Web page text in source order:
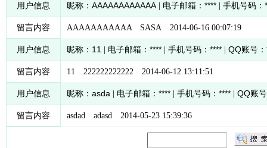
用户信息 昵称： AAAAAAAAAAAA| 电子邮箱： **** | 手机号码：
留言内容 AAAAAAAAAAA SASA 2014-06-16 00:07:19
用户信息 昵称： 11 | 电子邮箱： **** | 手机号码： **** QQ账号：
留言内容 11 222222222222 2014-06-12 13:11:51
用户信息 昵称： asda | 电子邮箱： **** | 手机号码： **** QQ账
留言内容 asdad adasd 2014-05-23 15:39:36